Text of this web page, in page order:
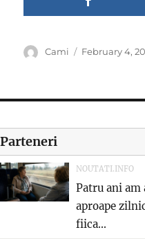
Author
Cami
Posted
February 4,
Parteneri
NOUTATI.INFO
Patru ani am
aproape
fiica...